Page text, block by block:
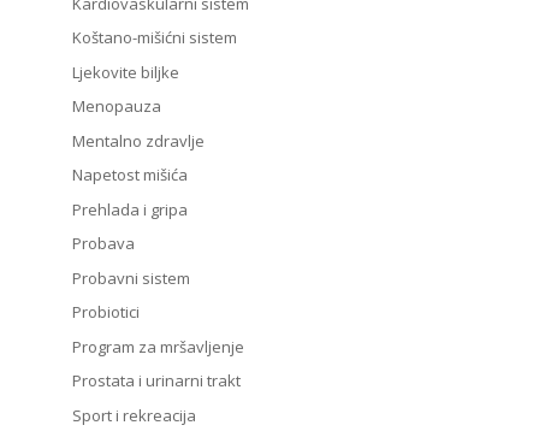
Koštano-mišićni sistem
Ljekovite biljke
Menopauza
Mentalno zdravlje
Napetost mišića
Prehlada i gripa
Probava
Probavni sistem
Probiotici
Program za mršavljenje
Prostata i urinarni trakt
Sport i rekreacija